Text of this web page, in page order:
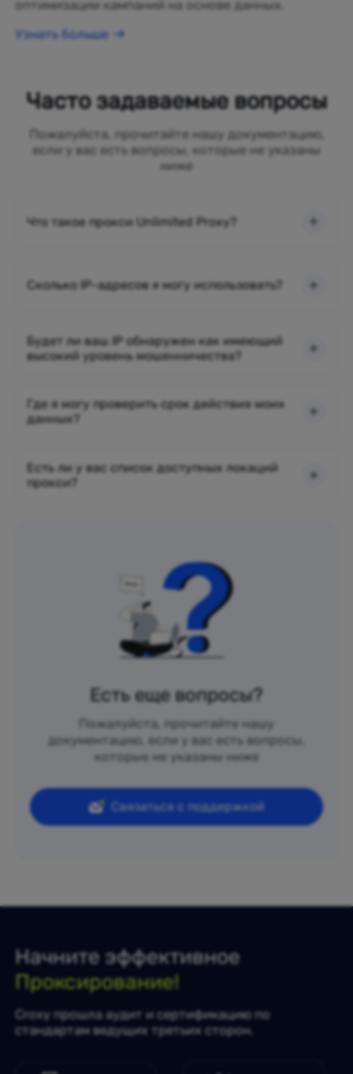
оптимизации кампаний на основе данных.
Узнать больше
Часто задаваемые вопросы
Пожалуйста, прочитайте нашу документацию,
если у вас есть вопросы, которые не указаны
ниже
Что такое прокси Unlimited Proxy?
Сколько IP-адресов я могу использовать?
Будет ли ваш IP обнаружен как имеющий
высокий уровень мошенничества?
Где я могу проверить срок действия моих
данных?
Есть ли у вас список доступных локаций
прокси?
Есть еще вопросы?
Пожалуйста, прочитайте нашу
документацию, если у вас есть вопросы,
которые не указаны ниже
Связаться с поддержкой
Начните эффективное
Проксирование!
Croxy прошла аудит и сертификацию по
стандартам ведущих третьих сторон.